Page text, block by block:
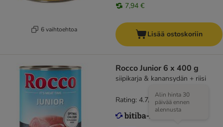
6 vaihtoehtoa
7,94 €
Lisää ostoskoriin
Rocco Junior 6 x 400 g
siipikarja & kanansydän + riisi
Alin hinta 30
päivää ennen
alennusta
Rating: 4.7/5